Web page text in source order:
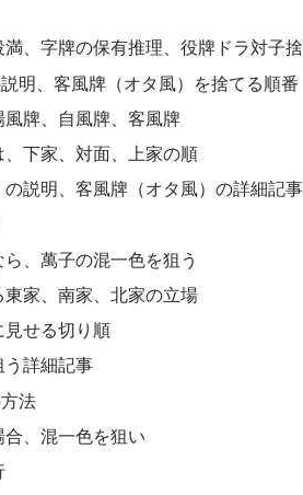
、字牌の保有推理、役牌ドラ対子
明、客風牌（オタ風）を捨てる順番
牌、自風牌、客風牌
下家、対面、上家の順
の説明、客風牌（オタ風）の詳細記事
、萬子の混一色を狙う
家、南家、北家の立場
せる切り順
う詳細記事
法
、混一色を狙い